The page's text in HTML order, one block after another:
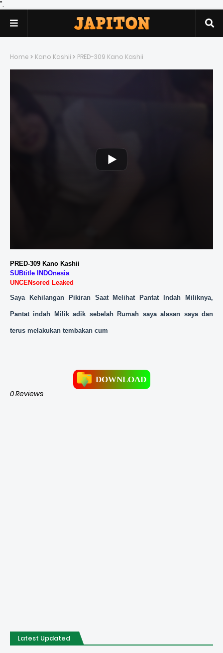
".
Home Kano Kashii PRED-309 Kano Kashii
PRED-309 Kano Kashii
SUBtitle
INDOnesia
UNCENsored Leaked
Saya Kehilangan Pikiran Saat Melihat Pantat Indah Miliknya,
Pantat indah Milik adik sebelah Rumah saya alasan saya dan
terus melakukan tembakan cum
DOWNLOAD
0 Reviews
Latest Updated